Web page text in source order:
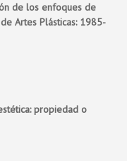
de los enfoques de
Artes Plásticas: 1985-
propiedad o